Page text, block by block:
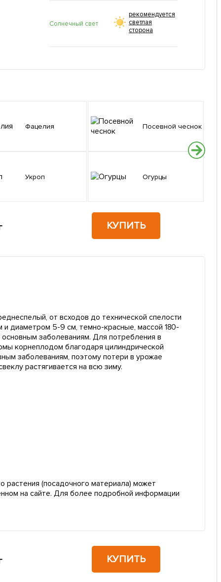
Солнечный свет
рекомендуется
светлая
сторона
Фацелия
Укроп
Посевной чеснок
Огурцы
КУПИТЬ
от всходов до технической спелости
и диаметром 5-9 см, темно-красные, массой 180-
заболеваниям. Для потребления в
корнеплодом благодаря цилиндрической
заболеваниям, поэтому потери в урожае
растягивается на всю зиму.
растения (посадочного материала) может
на сайте. Для более подробной информации
КУПИТЬ